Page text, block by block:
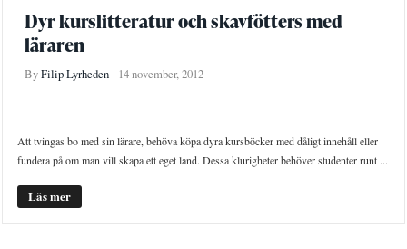
Dyr kurslitteratur och skavfötters med
läraren
ByFilip Lyrheden 14 november, 2012
Att tvingas bo med sin lärare, behöva köpa dyra kursböcker med dåligt innehåll eller
fundera på om man vill skapa ett eget land. Dessa klurigheter behöver studenter runt ...
Läs mer